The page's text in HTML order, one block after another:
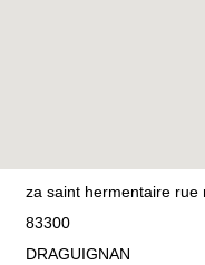
za saint hermentaire rue
83300
DRAGUIGNAN